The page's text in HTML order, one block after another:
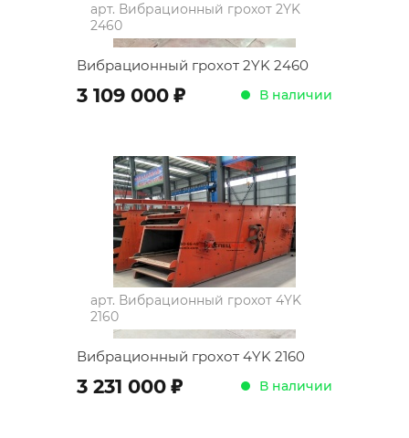
арт. Вибрационный грохот 2YK
2460
Вибрационный грохот 2YK 2460
3 109 000 ; В наличии
арт. Вибрационный грохот 4YK
2160
Вибрационный грохот 4YK 2160
3 231 000 ; В наличии